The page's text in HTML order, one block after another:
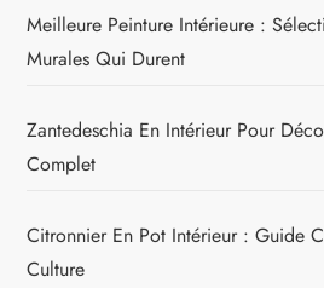
Meilleure Peinture Intérieure :
Murales Qui Durent
Zantedeschia En Intérieur Pour
Complet
Citronnier En Pot Intérieur : Guide
Culture